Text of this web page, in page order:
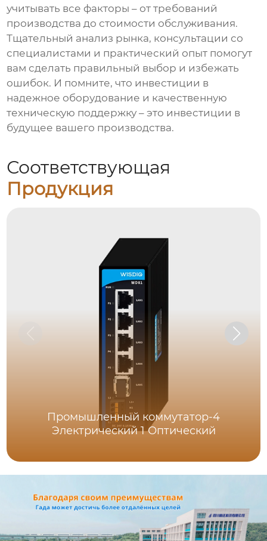
учитывать все факторы – от требований
производства до стоимости обслуживания.
Тщательный анализ рынка, консультации со
специалистами и практический опыт помогут
вам сделать правильный выбор и избежать
ошибок. И помните, что инвестиции в
надежное оборудование и качественную
техническую поддержку – это инвестиции в
будущее вашего производства.
Соответствующая
Продукция
Промышленный коммутатор-4
Электрический 1 Оптический